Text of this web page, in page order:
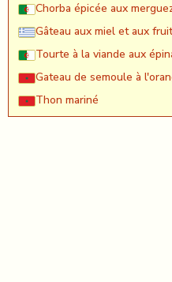
Chorba épicée aux
Gâteau aux miel et aux
Tourte à la viande aux
Gateau de semoule à
Thon mariné